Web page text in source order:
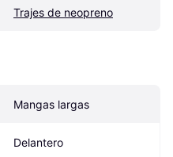
Trajes de neopreno
Mangas largas
Delantero